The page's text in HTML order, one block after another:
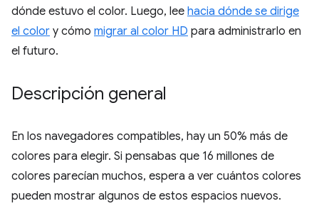
dónde estuvo el color. Luego, lee hacia dónde se dirige
el color y cómo migrar al color HD para administrarlo en
el futuro.
Descripción general
En los navegadores compatibles, hay un 50% más de
colores para elegir. Si pensabas que 16 millones de
colores parecían muchos, espera a ver cuántos colores
pueden mostrar algunos de estos espacios nuevos.